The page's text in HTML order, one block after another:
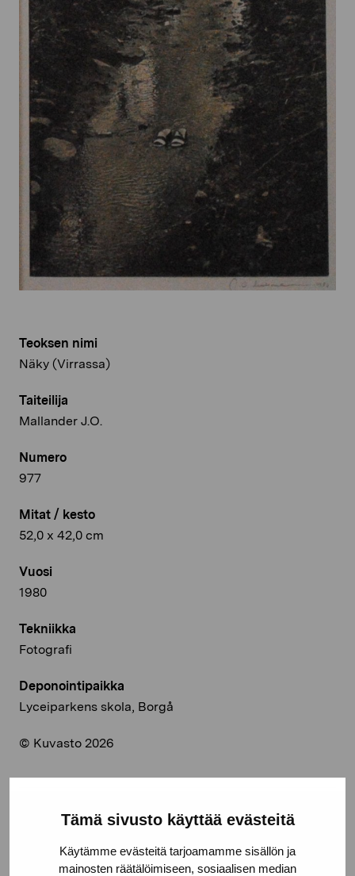
Tämä sivusto käyttää evästeitä
Käytämme evästeitä tarjoamamme sisällön ja
mainosten räätälöimiseen, sosiaalisen median
Teoksen nimi
Näky (Virrassa)
Taiteilija
Mallander J.O.
Numero
977
Mitat / kesto
52,0 x 42,0 cm
Vuosi
1980
Tekniikka
Fotografi
Deponointipaikka
Lyceiparkens skola, Borgå
© Kuvasto 2026
Facebook